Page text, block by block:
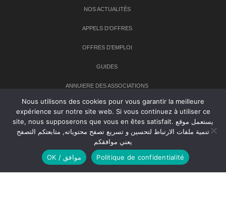
NOS ACTUALITÉS
APPELS D’OFFRES
OFFRES D’EMPLOI
GUIDES
ANNUIERE DES ASSOCIATIONS
Newsletter
Inscrivez-vous à notre newsletter pour recevoir les dernières
nouvelles sur TANMIA
Nous utilisons des cookies pour vous garantir la meilleure
expérience sur notre site web. Si vous continuez à utiliser ce
site, nous supposerons que vous en êtes satisfait. يستعمل موقع
تنمية ملفات الارتباط لتحسين و تسريع تصفح محتوياته, متابعتكم التصفح
يعني موافقكم
OK / موافق
Politique de confidentialité